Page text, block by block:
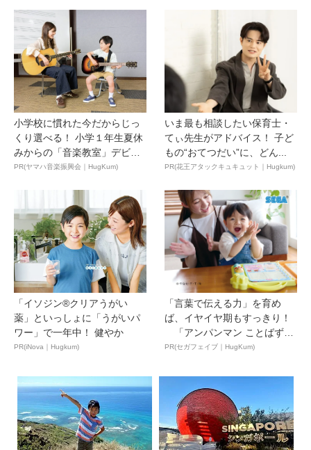
小学校に慣れた今だからじっ
くり選べる！ 小学１年生夏休
みからの「音楽教室」デビ
ュ...
PR(ヤマハ音楽振興会｜HugKum)
いま最も相談したい保育士・
てぃ先生がアドバイス！ 子ど
もの“おてつだい”に、どん...
PR(花王アタックキュキュット｜Hugkum)
「イソジン®クリアうがい
薬」といっしょに「うがいパ
ワー」で一年中！ 健やか
PR(iNova｜Hugkum)
「言葉で伝える力」を育め
ば、イヤイヤ期もすっきり！
「アンパンマン ことばずか
ん...
PR(セガフェイブ｜HugKum)